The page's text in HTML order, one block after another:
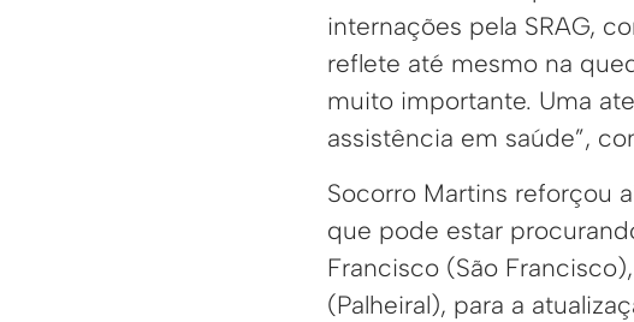
internações pela SRAG,
reflete até mesmo na
muito importante. Uma
assistência em saúde”,
Socorro Martins reforçou
que pode estar
Francisco (São
(Palheiral), para a